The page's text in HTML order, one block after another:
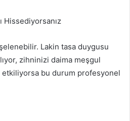
Hissediyorsanız
Lakin tasa duygusu
zihninizi daima meşgul
bu durum profesyonel